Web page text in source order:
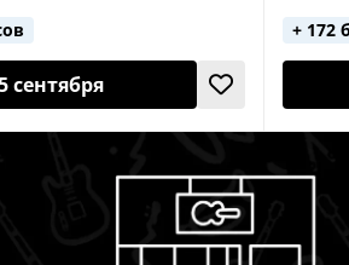
сентября
+ 172